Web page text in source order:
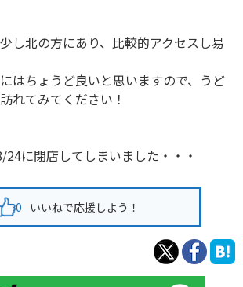
し北の方にあり、比較的アクセスし易
はちょうど良いと思いますので、うど
れてみてください！
に閉店してしまいました・・・
0 いいねで応援しよう！